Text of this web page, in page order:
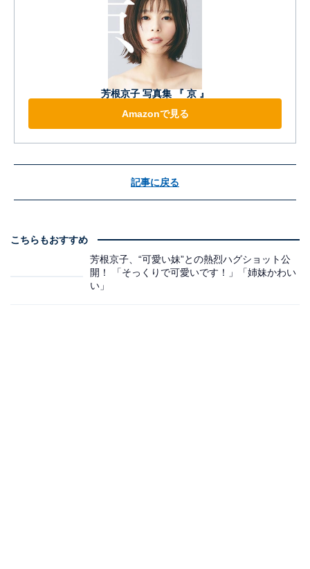
芳根京子 写真集 『 京 』
Amazonで見る
記事に戻る
こちらもおすすめ
芳根京子、“可愛い妹”との熱烈ハグショット公
開！ 「そっくりで可愛いです！」「姉妹かわい
い」